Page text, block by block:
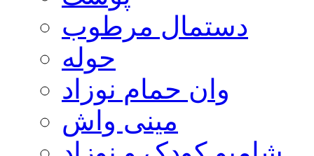
دستمال مرطوب
حوله
وان حمام نوزاد
مینی واش